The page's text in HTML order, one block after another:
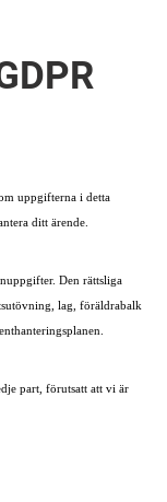
uppgifterna i detta
ditt ärende.
Den rättsliga
lag, föräldrabalk
part, förutsatt att vi är